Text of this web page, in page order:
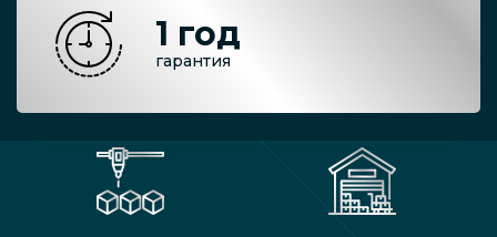
1 год
гарантия